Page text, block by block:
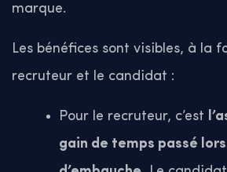
marque.
Les bénéfices sont visibles, à la
recruteur et le candidat :
Pour le recruteur, c’est
gain de temps passé